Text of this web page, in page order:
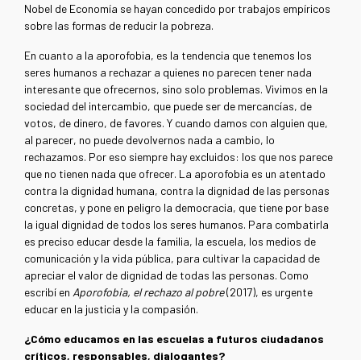
Nobel de Economía se hayan concedido por trabajos empíricos
sobre las formas de reducir la pobreza.
En cuanto a la aporofobia, es la tendencia que tenemos los
seres humanos a rechazar a quienes no parecen tener nada
interesante que ofrecernos, sino solo problemas. Vivimos en la
sociedad del intercambio, que puede ser de mercancías, de
votos, de dinero, de favores. Y cuando damos con alguien que,
al parecer, no puede devolvernos nada a cambio, lo
rechazamos. Por eso siempre hay excluidos: los que nos parece
que no tienen nada que ofrecer. La aporofobia es un atentado
contra la dignidad humana, contra la dignidad de las personas
concretas, y pone en peligro la democracia, que tiene por base
la igual dignidad de todos los seres humanos. Para combatirla
es preciso educar desde la familia, la escuela, los medios de
comunicación y la vida pública, para cultivar la capacidad de
apreciar el valor de dignidad de todas las personas. Como
escribí en Aporofobia, el rechazo al pobre(2017), es urgente
educar en la justicia y la compasión.
¿Cómo educamos en las escuelas a futuros ciudadanos
críticos, responsables, dialogantes?